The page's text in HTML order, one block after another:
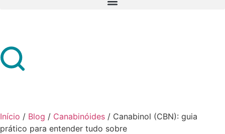
Início / Blog / Canabinóides / Canabinol (CBN): guia
prático para entender tudo sobre